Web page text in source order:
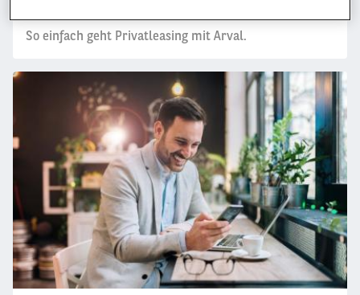
So einfach geht Privatleasing mit Arval.